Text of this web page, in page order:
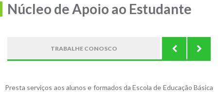
Núcleo de Apoio ao Estudante
TRABALHE CONOSCO
Presta serviços aos alunos e formados da Escola de Educação Básica